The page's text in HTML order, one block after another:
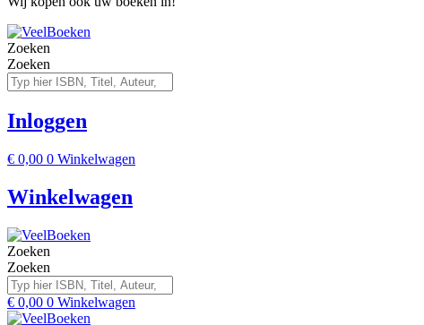
Zoeken
Zoeken
Inloggen
€ 0,00 0 Winkelwagen
Winkelwagen
Zoeken
Zoeken
€ 0,00 0 Winkelwagen